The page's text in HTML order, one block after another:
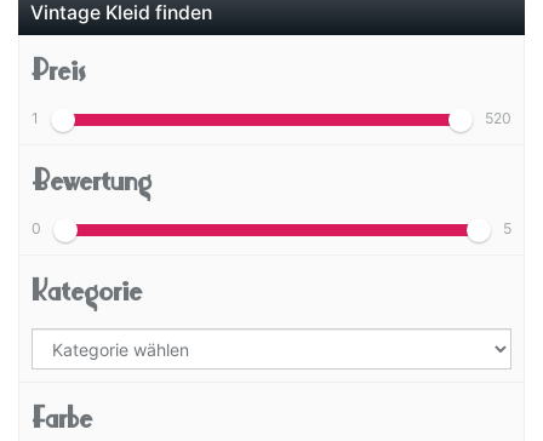
Vintage Kleid finden
Preis
1 520
Bewertung
0 5
Kategorie
Farbe